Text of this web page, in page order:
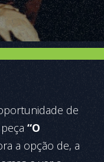
de
“O
a opção de, a